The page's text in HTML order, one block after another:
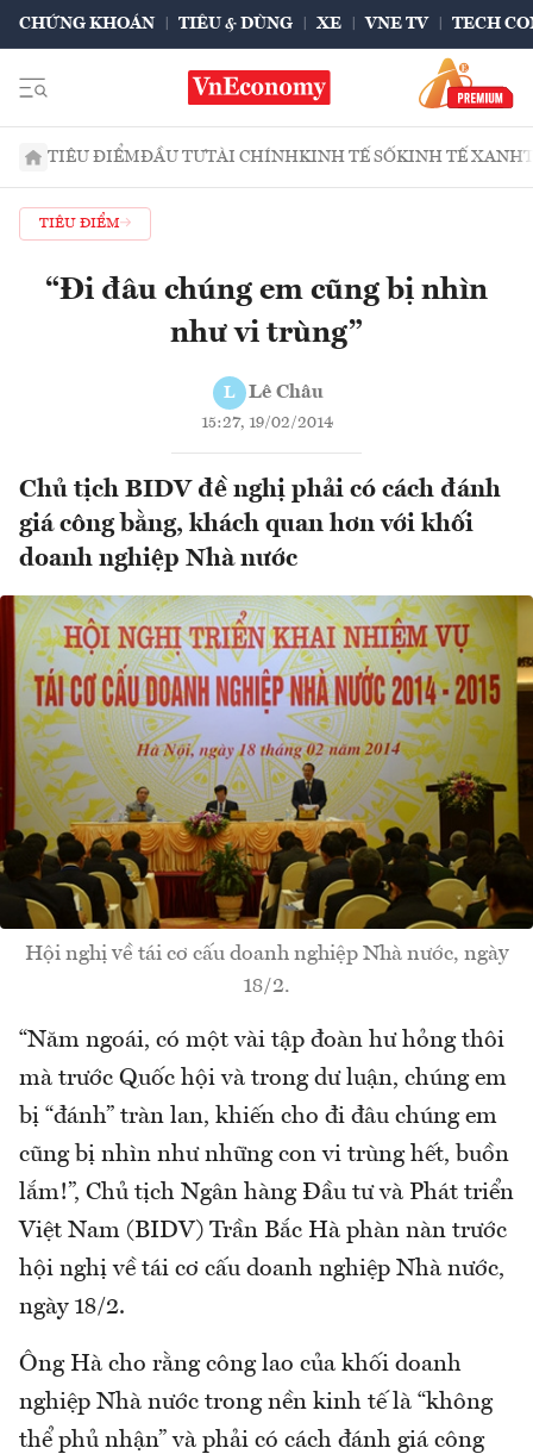
CHỨNG KHOÁN TIÊU & DÙNG XE VNE TV TECH
TIÊU ĐIỂMĐẦU TƯTÀI CHÍNHKINH TẾ SỐKINH TẾ XANH
TIÊU ĐIỂM
“Đi đâu chúng em cũng bị nhìn
như vi trùng”
L Lê Châu
15:27, 19/02/2014
Chủ tịch BIDV đề nghị phải có cách đánh
giá công bằng, khách quan hơn với khối
doanh nghiệp Nhà nước
Hội nghị về tái cơ cấu doanh nghiệp Nhà nước, ngày
18/2.
“Năm ngoái, có một vài tập đoàn hư hỏng thôi
mà trước Quốc hội và trong dư luận, chúng em
bị “đánh” tràn lan, khiến cho đi đâu chúng em
cũng bị nhìn như những con vi trùng hết, buồn
lắm!”, Chủ tịch Ngân hàng Đầu tư và Phát triển
Việt Nam (BIDV) Trần Bắc Hà phàn nàn trước
hội nghị về tái cơ cấu doanh nghiệp Nhà nước,
ngày 18/2.
Ông Hà cho rằng công lao của khối doanh
nghiệp Nhà nước trong nền kinh tế là “không
thể phủ nhận” và phải có cách đánh giá công